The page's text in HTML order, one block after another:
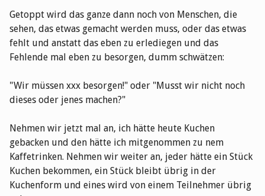
Getoppt wird das ganze dann noch von Menschen, die
sehen, das etwas gemacht werden muss, oder das etwas
fehlt und anstatt das eben zu erlediegen und das
Fehlende mal eben zu besorgen, dumm schwätzen:
"Wir müssen xxx besorgen!" oder "Musst wir nicht noch
dieses oder jenes machen?"
Nehmen wir jetzt mal an, ich hätte heute Kuchen
gebacken und den hätte ich mitgenommen zu nem
Kaffetrinken. Nehmen wir weiter an, jeder hätte ein Stück
Kuchen bekommen, ein Stück bleibt übrig in der
Kuchenform und eines wird von einem Teilnehmer übrig